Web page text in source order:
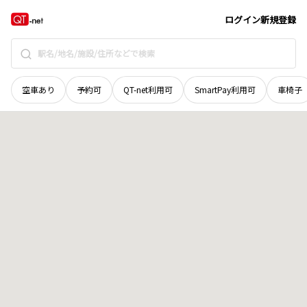
ログイン新規登録
空車あり 予約可 QT-net利用可 SmartPay利用可 車椅子
山梨県